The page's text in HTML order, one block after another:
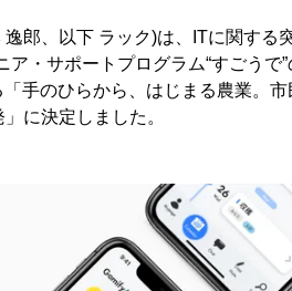
郎、以下 ラック)は、ITに関する
・サポートプログラム“すごうで”
手のひらから、はじまる農業。市
に決定しました。